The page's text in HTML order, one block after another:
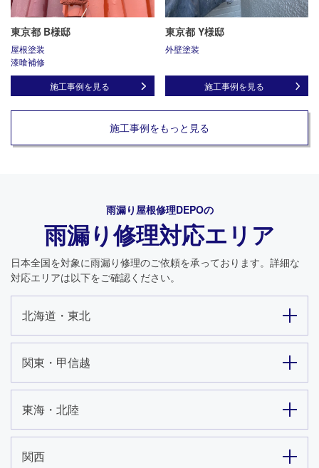
東京都 B様邸
屋根塗装
漆喰補修
施工事例を見る
東京都 Y様邸
外壁塗装
施工事例を見る
施工事例をもっと見る
雨漏り屋根修理DEPOの
雨漏り修理対応エリア
日本全国を対象に雨漏り修理のご依頼を承っております。詳細な
対応エリアは以下をご確認ください。
北海道・東北
関東・甲信越
東海・北陸
関西